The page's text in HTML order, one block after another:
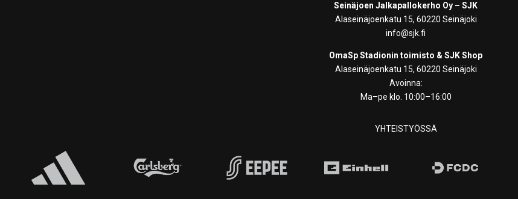
Seinäjoen Jalkapallokerho Oy – SJK
Alaseinäjoenkatu 15, 60220 Seinäjoki
info@sjk.fi
OmaSp Stadionin toimisto & SJK Shop
Alaseinäjoenkatu 15, 60220 Seinäjoki
Avoinna:
Ma–pe klo. 10:00–16:00
YHTEISTYÖSSÄ